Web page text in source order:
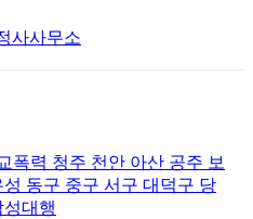
폭력 청주 천안 아산 공주 보
동구 중구 서구 대덕구 당
대행